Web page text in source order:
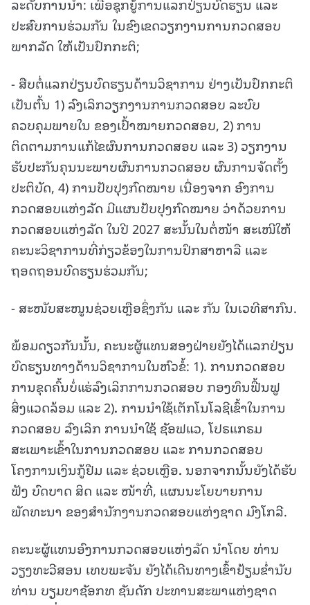
ປະສົບການຮ່ວມກັນ ໃນຂົງເຂດວຽກງານການກວດສອບ
ພາກລັດ ໃຫ້ເປັນປົກກະຕິ;
- ສືບຕໍ່ແລກປ່ຽນບົດຮຽນດ້ານວິຊາການ ຢ່າງເປັນປົກກະຕິ
ເປັນຕົ້ນ 1) ລົງເລິກວຽກງານການກວດສອບ ລະບົບ
ຄວບຄຸມພາຍໃນ ຂອງເປົ້າໝາຍກວດສອບ, 2) ການ
ຕິດຕາມການແກ້ໄຂຜົນການກວດສອບ ແລະ 3) ວຽກງານ
ຮັບປະກັນຄຸນນະພາບຜົນການກວດສອບ ຜົນການຈັດຕັ້ງ
ປະຕິບັດ, 4) ການປັບປຸງກົດໝາຍ ເນື່ອງຈາກ ອົງການ
ກວດສອບແຫ່ງລັດ ມີແຜນປັບປຸງກົດໝາຍ ວ່າດ້ວຍການ
ກວດສອບແຫ່ງລັດ ໃນປີ 2027 ສະນັ້ນໃນຕໍ່ໜ້າ ສະເໜີໃຫ້
ຄະນະວິຊາການທີ່ກ່ຽວຂ້ອງໃນການປຶກສາຫາລື ແລະ
ຖອດຖອນບົດຮຽນຮ່ວມກັນ;
- ສະໜັບສະໜູນຊ່ວຍເຫຼືອຊຶ່ງກັນ ແລະ ກັນ ໃນເວທີສາກົນ.
ພ້ອມດຽວກັນນັ້ນ, ຄະນະຜູ້ແທນສອງຝ່າຍຍັງໄດ້ແລກປ່ຽນ
ບົດຮຽນທາງດ້ານວິຊາການໃນຫົວຂໍ້: 1). ການກວດສອບ
ການຂຸດຄົ້ນບໍ່ແຮ່ລົງເລິກການກວດສອບ ກອງທຶນຟື້ນຟູ
ສິ່ງແວດລ້ອມ ແລະ 2). ການນໍາໃຊ້ເຕັກໂນໂລຊີເຂົ້າໃນການ
ກວດສອບ ລົງເລິກ ການນໍາໃຊ້ ຊັອຟແວ, ໂປຣແກຣມ
ສະເພາະເຂົ້າໃນການກວດສອບ ແລະ ການກວດສອບ
ໂຄງການເງິນກູ້ຢືມ ແລະ ຊ່ວຍເຫຼືອ. ນອກຈາກນັ້ນຍັງໄດ້ຮັບ
ຟັງ ບົດບາດ ສິດ ແລະ ໜ້າທີ່, ແຜນນະໂຍບາຍການ
ພັດທະນາ ຂອງສຳນັກງານກວດສອບແຫ່ງຊາດ ມົງໂກລີ.
ຄະນະຜູ້ແທນອົງການກວດສອບແຫ່ງລັດ ນໍາໂດຍ ທ່ານ
ວຽງທະວີສອນ ເທບພະຈັນ ຍັງໄດ້ເດີນທາງເຂົ້າຢ້ຽມຂໍ່ານັບ
ທ່ານ ບຽມບາຊັອກທ ຊັນດັກ ປະທານສະພາແຫ່ງຊາດ